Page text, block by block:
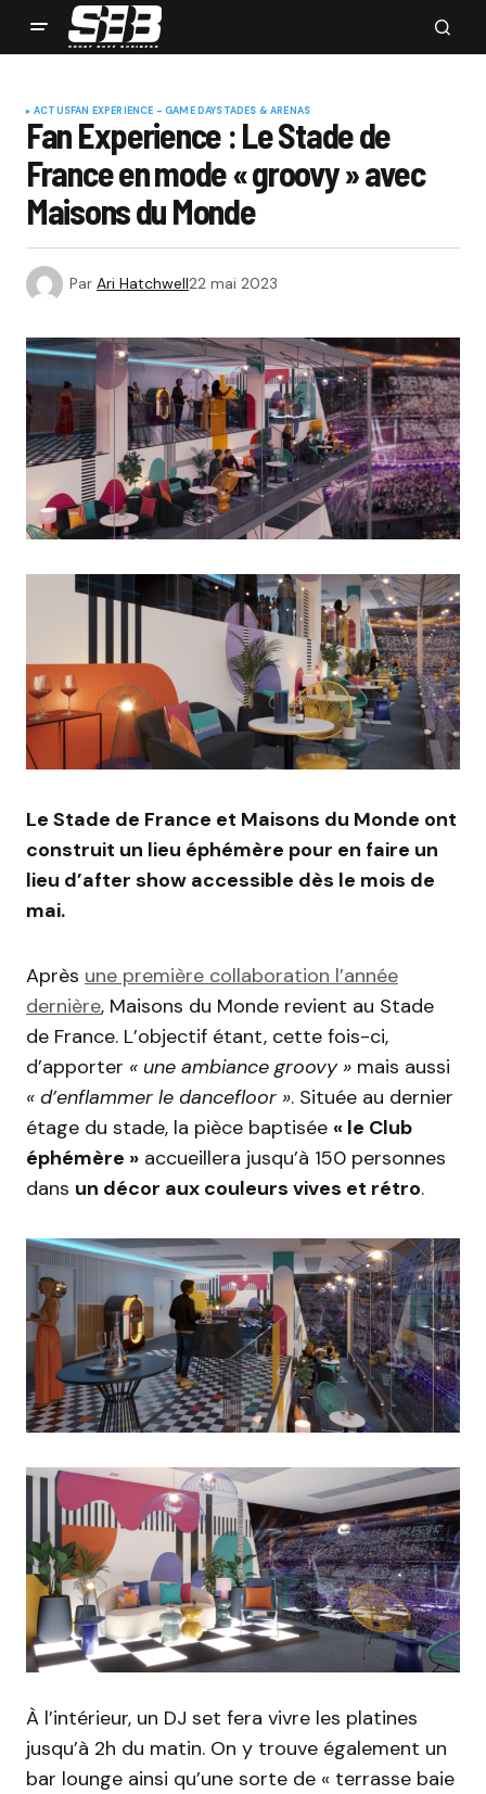
ACTUSFAN EXPERIENCE - GAME DAYSTADES & ARENAS
Fan Experience : Le Stade de
France en mode « groovy » avec
Maisons du Monde
Par Ari Hatchwell22 mai 2023
Le Stade de France et Maisons du Monde ont
construit un lieu éphémère pour en faire un
lieu d’after show accessible dès le mois de
mai.
Après une première collaboration l’année
dernière, Maisons du Monde revient au Stade
de France. L’objectif étant, cette fois-ci,
d’apporter « une ambiancegroovy» mais aussi
« d’enflammer le dancefloor ». Située au dernier
étage du stade, la pièce baptisée « le Club
éphémère » accueillera jusqu’à 150 personnes
dans un décor aux couleurs vives et rétro.
À l’intérieur, un DJ set fera vivre les platines
jusqu’à 2h du matin. On y trouve également un
bar lounge ainsi qu’une sorte de « terrasse baie